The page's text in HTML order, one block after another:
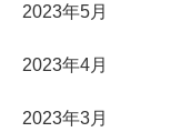
2023年5月
2023年4月
2023年3月